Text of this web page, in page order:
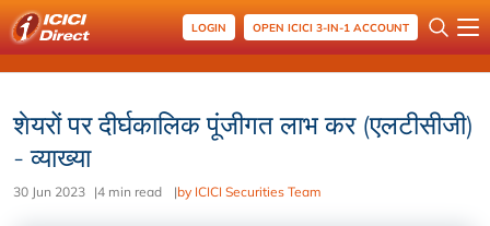
LOGIN OPEN ICICI 3-IN-1 ACCOUNT
शेयरों पर दीर्घकालिक पूंजीगत लाभ कर (एलटीसीजी)
- व्याख्या
30 Jun 2023 |4 min read |by ICICI Securities Team